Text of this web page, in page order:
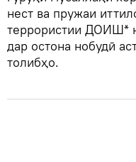
нест ва пружаи
террористии ДОИШ*
дар остона нобудӣ
толибҳо.